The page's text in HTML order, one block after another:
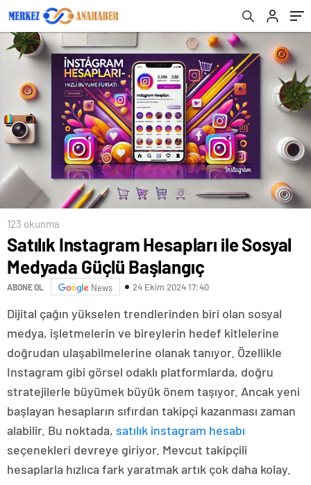
123 okunma
Satılık Instagram Hesapları ile Sosyal
Medyada Güçlü Başlangıç
ABONE OL News 24 Ekim 2024 17:40
Dijital çağın yükselen trendlerinden biri olan sosyal
medya, işletmelerin ve bireylerin hedef kitlelerine
doğrudan ulaşabilmelerine olanak tanıyor. Özellikle
Instagram gibi görsel odaklı platformlarda, doğru
stratejilerle büyümek büyük önem taşıyor. Ancak yeni
başlayan hesapların sıfırdan takipçi kazanması zaman
alabilir. Bu noktada, satılık instagram hesabı
seçenekleri devreye giriyor. Mevcut takipçili
hesaplarla hızlıca fark yaratmak artık çok daha kolay.